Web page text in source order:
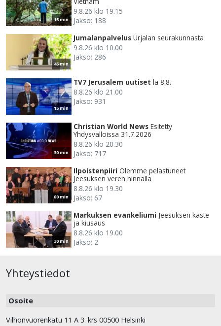
15 min
9.8.26 klo 19.15
Jakso: 188
45 min
Jumalanpalvelus Urjalan seurakunnasta
9.8.26 klo 10.00
Jakso: 286
15 min
TV7 Jerusalem uutiset la 8.8.
8.8.26 klo 21.00
Jakso: 931
30 min
Christian World News Esitetty
Yhdysvalloissa 31.7.2026
8.8.26 klo 20.30
Jakso: 717
60 min
Ilpoistenpiiri Olemme pelastuneet
Jeesuksen veren hinnalla
8.8.26 klo 19.30
Jakso: 67
30 min
Markuksen evankeliumi Jeesuksen kaste
ja kiusaus
8.8.26 klo 19.00
Jakso: 2
Yhteystiedot
Osoite
Vilhonvuorenkatu 11 A 3. krs 00500 Helsinki